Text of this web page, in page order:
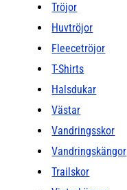
Tröjor
Huvtröjor
Fleecetröjor
T-Shirts
Halsdukar
Västar
Vandringsskor
Vandringskängor
Trailskor